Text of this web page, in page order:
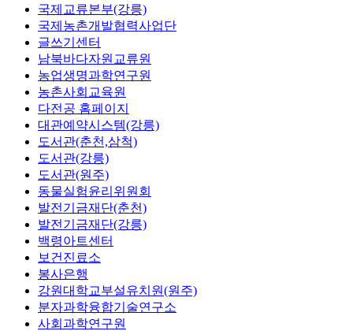
국제교류본부(강릉)
국제농촌개발협력사업단
글쓰기센터
남북바다자원교류원
농업생명과학연구원
농촌사회교육원
다전공 홈페이지
대관예약시스템(강릉)
도서관(춘천,삼척)
도서관(강릉)
도서관(원주)
동물실험윤리위원회
발전기금재단(춘천)
발전기금재단(강릉)
백령아트센터
보건진료소
봉사은행
강원대학교부설유치원(원주)
분자과학융합기술연구소
사회과학연구원